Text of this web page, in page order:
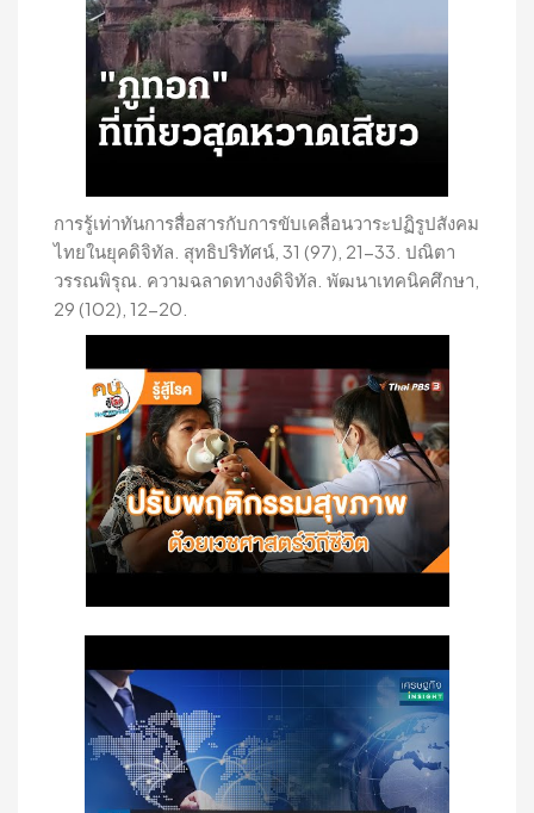
การรู้เท่าทันการสื่อสารกับการขับเคลื่อนวาระปฏิรูปสังคม
ไทยในยุคดิจิทัล. สุทธิปริทัศน์, 31 (97), 21-33. ปณิตา
วรรณพิรุณ. ความฉลาดทางงดิจิทัล. พัฒนาเทคนิคศึกษา,
29 (102), 12-20.